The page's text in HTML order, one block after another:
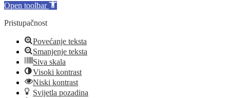
Open toolbar
Pristupačnost
Povećanje teksta
Smanjenje teksta
Siva skala
Visoki kontrast
Niski kontrast
Svijetla pozadina